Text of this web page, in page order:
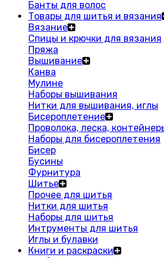
Банты для волос
Товары для шитья и вязания
Вязание
Спицы и крючки для вязания
Пряжа
Вышивание
Канва
Мулине
Наборы вышивания
Нитки для вышивания, иглы
Бисероплетение
Проволока, леска,
Наборы для бисероплетения
Бисер
Бусины
Фурнитура
Шитье
Прочее для шитья
Нитки для шитья
Наборы для шитья
Интрументы для шитья
Иглы и булавки
Книги и раскраски